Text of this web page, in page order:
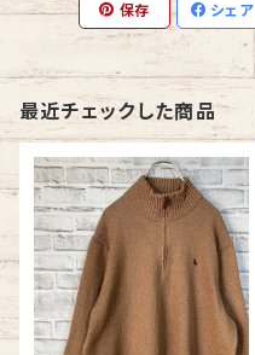
保存 シェア
最近チェックした商品